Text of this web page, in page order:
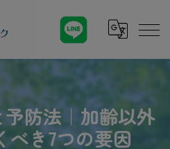
防法｜加齢以外
べき7つの要因